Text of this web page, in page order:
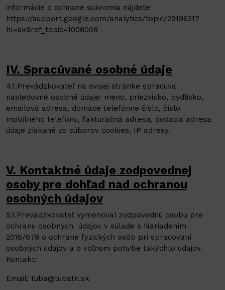
informácie o ochrane súkromia nájdete
https://support.google.com/analytics/topic/2919631?
hl=sk&ref_topic=1008008
IV. Spracúvané osobné údaje
4.1.Prevádzkovateľ na svojej stránke spracúva
nasledovné osobné údaje: meno, priezvisko, bydlisko,
emailová adresa, domáce telefónne číslo, číslo
mobilného telefónu, fakturačná adresa, dodacia adresa
údaje získané zo súborov cookies, IP adresy.
V. Kontaktné údaje zodpovednej
osoby pre dohľad nad ochranou
osobných údajov
5.1.Prevádzkovateľ vymenoval zodpovednú osobu pre
ochranu osobných údajov v súlade s Nariadením
2016/679 o ochrane fyzických osôb pri spracovaní
osobných údajov a o voľnom pohybe takýchto údajov.
Kontakt:
Email: tuba@tubatn.sk